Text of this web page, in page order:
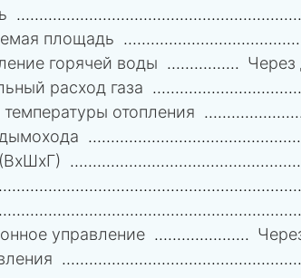
площадь
горячей воды
Через
расход газа
отопления
управление